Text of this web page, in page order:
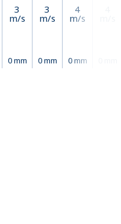
3
m/s
0 mm
3
m/s
0 mm
4
m/s
0 mm